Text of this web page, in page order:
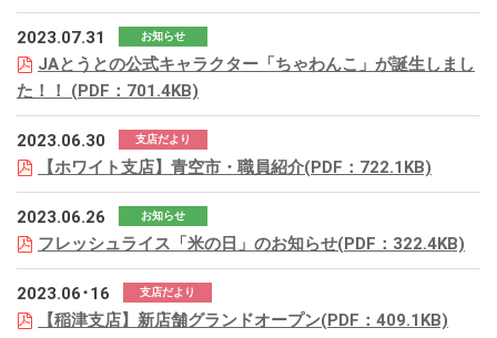
2023.07.31 お知らせ
JAとうとの公式キャラクター「ちゃわんこ」が誕生しまし
た！！ (PDF：701.4KB)
2023.06.30 支店だより
【ホワイト支店】青空市・職員紹介(PDF：722.1KB)
2023.06.26 お知らせ
フレッシュライス「米の日」のお知らせ(PDF：322.4KB)
2023.06･16 支店だより
【稲津支店】新店舗グランドオープン(PDF：409.1KB)